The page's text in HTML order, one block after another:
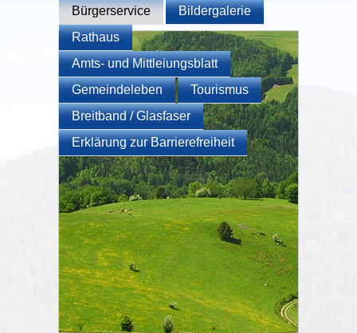
Bürgerservice
Bildergalerie
Rathaus
Amts- und Mittleiungsblatt
Gemeindeleben
Tourismus
Breitband / Glasfaser
Erklärung zur Barrierefreiheit